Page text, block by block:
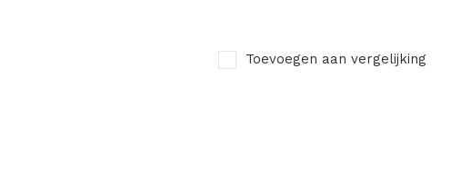
Toevoegen aan vergelijking